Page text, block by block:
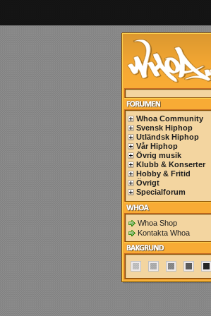
Whoa Community
Svensk Hiphop
Utländsk Hiphop
Vår Hiphop
Övrig musik
Klubb & Konserter
Hobby & Fritid
Övrigt
Specialforum
Whoa Shop
Kontakta Whoa